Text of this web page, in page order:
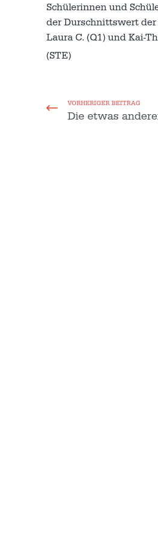
Schülerinnen und
der Durschnittswert
Laura C. (Q1) und Kai-
(STE)
VORHERIGER BEITRAG
Die etwas